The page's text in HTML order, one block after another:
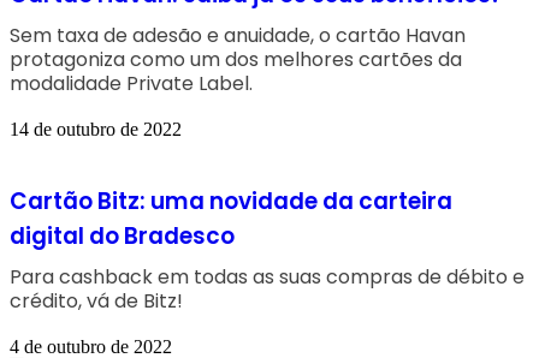
Sem taxa de adesão e anuidade, o cartão Havan
protagoniza como um dos melhores cartões da
modalidade Private Label.
14 de outubro de 2022
Cartão Bitz: uma novidade da carteira
digital do Bradesco
Para cashback em todas as suas compras de débito e
crédito, vá de Bitz!
4 de outubro de 2022